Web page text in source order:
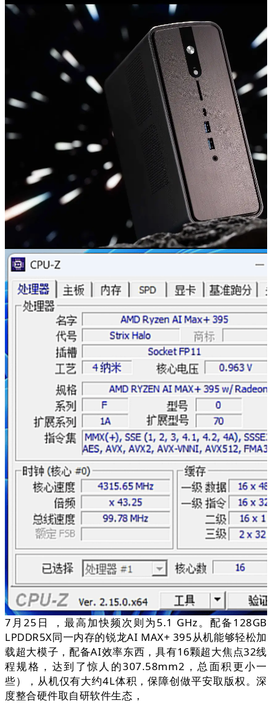
7月25日 ，最高加快频次则为5.1 GHz。配备128GB
LPDDR5X同一内存的锐龙AI MAX+ 395从机能够轻松加
载超大模子，配备AI效率东西，具有16颗超大焦点32线
程规格，达到了惊人的307.58mm2，总面积更小一
些），从机仅有大约4L体积，保障创做平安取版权。深
度整合硬件取自研软件生态，